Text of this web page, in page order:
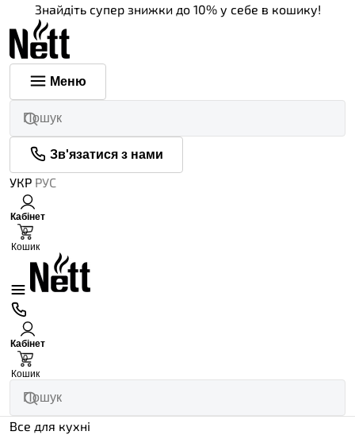
Знайдіть супер знижки до 10% у себе в кошику!
Меню
Зв'язатися з нами
УКР РУС
Кабінет
0
Кошик
Кабінет
0
Кошик
Все для кухні